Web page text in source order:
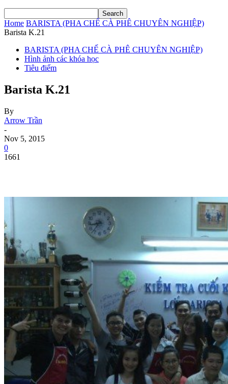
Home BARISTA (PHA CHẾ CÀ PHÊ CHUYÊN NGHIỆP)
Barista K.21
BARISTA (PHA CHẾ CÀ PHÊ CHUYÊN NGHIỆP)
Hình ảnh các khóa học
Tiêu điểm
Barista K.21
By
Arrow Trần
-
Nov 5, 2015
0
1661